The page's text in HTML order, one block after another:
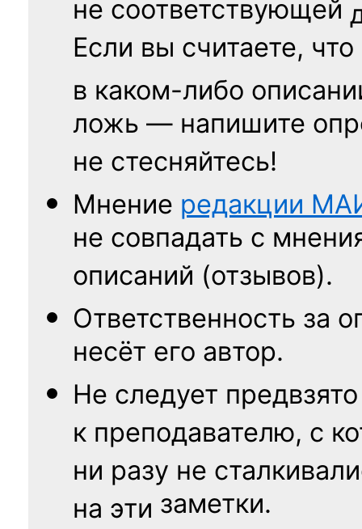
не соответствующей
Если вы считаете, что
в каком-либо
ложь — напишите
не стесняйтесь!
Мнение редакции
не совпадать с
описаний (отзывов).
Ответственность за
несёт его автор.
Не следует
к преподавателю, с
ни разу не
на эти заметки.